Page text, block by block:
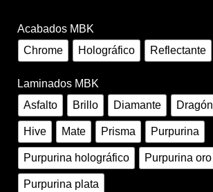
250,00 €
Acabados MBK
Chrome
Holográfico Reflectante
Laminados MBK
Asfalto
Brillo Diamante Dragón
Hive Mate Prisma Purpurina
Purpurina holográfico Purpurina oro
Purpurina plata